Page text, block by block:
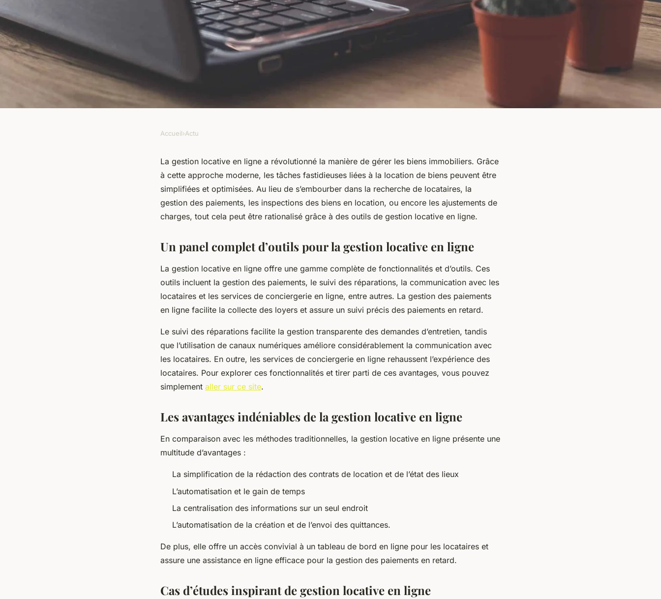
Gestion locative en ligne :
Simplification des tâches
3 min de lecture
Accueil›Actu
La gestion locative en ligne a révolutionné la manière de gérer les biens immobiliers. Grâce
à cette approche moderne, les tâches fastidieuses liées à la location de biens peuvent être
simplifiées et optimisées. Au lieu de s’embourber dans la recherche de locataires, la
gestion des paiements, les inspections des biens en location, ou encore les ajustements de
charges, tout cela peut être rationalisé grâce à des outils de gestion locative en ligne.
Un panel complet d’outils pour la gestion locative en ligne
La gestion locative en ligne offre une gamme complète de fonctionnalités et d’outils. Ces
outils incluent la gestion des paiements, le suivi des réparations, la communication avec les
locataires et les services de conciergerie en ligne, entre autres. La gestion des paiements
en ligne facilite la collecte des loyers et assure un suivi précis des paiements en retard.
Le suivi des réparations facilite la gestion transparente des demandes d’entretien, tandis
que l’utilisation de canaux numériques améliore considérablement la communication avec
les locataires. En outre, les services de conciergerie en ligne rehaussent l’expérience des
locataires. Pour explorer ces fonctionnalités et tirer parti de ces avantages, vous pouvez
simplement aller sur ce site.
Les avantages indéniables de la gestion locative en ligne
En comparaison avec les méthodes traditionnelles, la gestion locative en ligne présente une
multitude d’avantages :
La simplification de la rédaction des contrats de location et de l’état des lieux
L’automatisation et le gain de temps
La centralisation des informations sur un seul endroit
L’automatisation de la création et de l’envoi des quittances.
De plus, elle offre un accès convivial à un tableau de bord en ligne pour les locataires et
assure une assistance en ligne efficace pour la gestion des paiements en retard.
Cas d’études inspirant de gestion locative en ligne